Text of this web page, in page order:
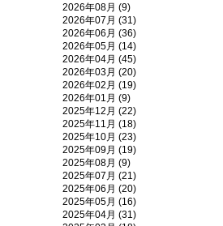
2026年08月 (9)
2026年07月 (31)
2026年06月 (36)
2026年05月 (14)
2026年04月 (45)
2026年03月 (20)
2026年02月 (19)
2026年01月 (9)
2025年12月 (22)
2025年11月 (18)
2025年10月 (23)
2025年09月 (19)
2025年08月 (9)
2025年07月 (21)
2025年06月 (20)
2025年05月 (16)
2025年04月 (31)